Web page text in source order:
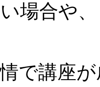
場合や
で講座